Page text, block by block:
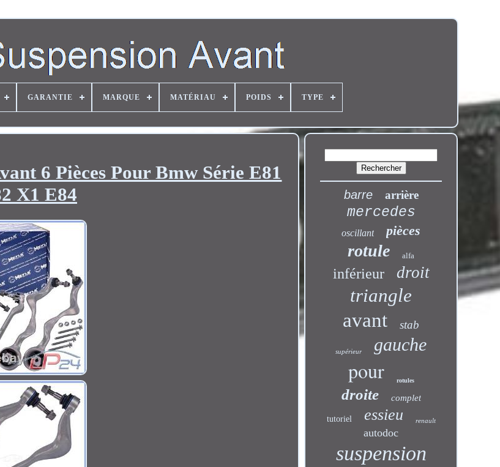
GARANTIE MARQUE MATÉRIAU POIDS TYPE
6 Pièces Pour Bmw Série E81
X1 E84
barre arrière
mercedes
oscillant pièces
rotule alfa
inférieur droit
triangle
avant stab
supérieur gauche
pour rotules
droite complet
tutoriel essieu renault
autodoc
suspension